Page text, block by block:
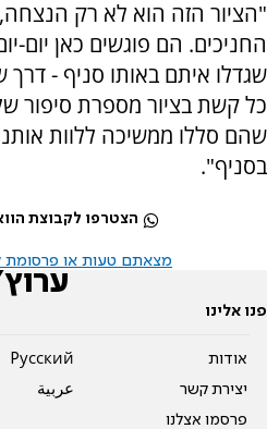
"הציור הזה הוא לא רק הנצחה,
החניכים. הם פוגשים כאן יום-
שגדלו איתם באותו סניף -
כל קשת בציור מספרת סיפור
שהם סללו ממשיכה ללוות
בסניף".
הצטרפו לקבוצת
מצאתם טעות או פרסומת
פנו אלינו
אודות
יצירת קשר
פרסמו אצלנו
Pусский
عربية